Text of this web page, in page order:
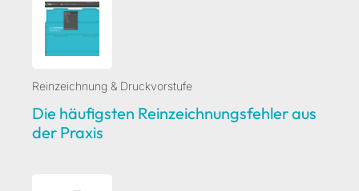
Reinzeichnung & Druckvorstufe
Die häufigsten Reinzeichnungsfehler aus
der Praxis